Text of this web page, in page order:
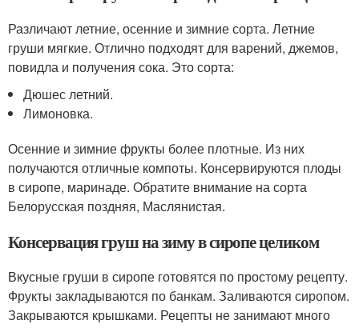
Различают летние, осенние и зимние сорта. Летние
груши мягкие. Отлично подходят для варений, джемов,
повидла и получения сока. Это сорта:
Дюшес летний.
Лимоновка.
Осенние и зимние фрукты более плотные. Из них
получаются отличные компоты. Консервируются плоды
в сиропе, маринаде. Обратите внимание на сорта
Белорусская поздняя, Маслянистая.
Консервация груш на зиму в сиропе целиком
Вкусные груши в сиропе готовятся по простому рецепту.
Фрукты закладываются по банкам. Заливаются сиропом.
Закрываются крышками. Рецепты не занимают много